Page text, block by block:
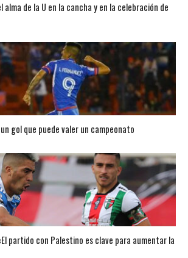
alma de la U en la cancha y en la celebración de
gol que puede valer un campeonato
partido con Palestino es clave para aumentar la